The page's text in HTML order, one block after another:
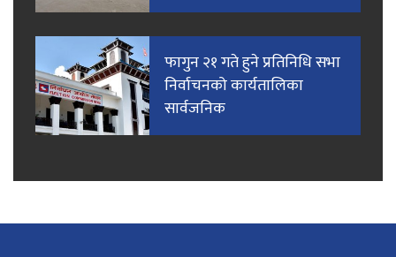
फागुन २१ गते हुने प्रतिनिधि सभा
निर्वाचनको कार्यतालिका
सार्वजनिक